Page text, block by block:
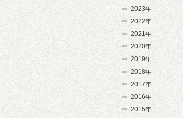
2023年
2022年
2021年
2020年
2019年
2018年
2017年
2016年
2015年